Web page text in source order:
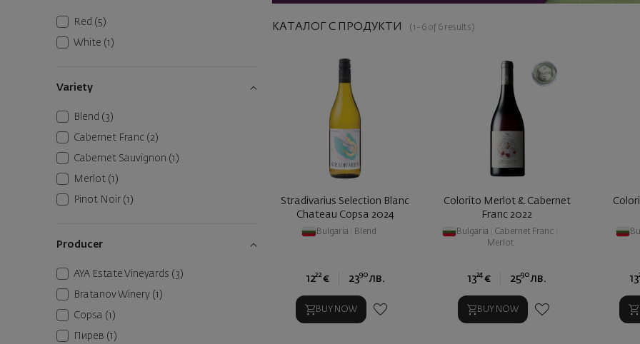
Red (5)
White (1)
Variety
Blend (3)
Cabernet Franc (2)
Cabernet Sauvignon (1)
Merlot (1)
Pinot Noir (1)
Producer
AYA Estate Vineyards (3)
Bratanov Winery (1)
Copsa (1)
Пирев (1)
КАТАЛОГ С ПРОДУКТИ (1 - 6 of 6 results)
Stradivarius Selection Blanc
Chateau Copsa 2024
Bulgaria Blend
1222 € 2390 лв.
BUY NOW
Colorito Merlot & Cabernet
Franc 2022
Bulgaria Cabernet Franc
Merlot
1324 € 2590 лв.
BUY NOW
13